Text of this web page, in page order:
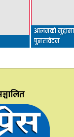
आलमको
पुनरावेदन